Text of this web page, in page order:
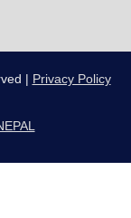
| Privacy Policy